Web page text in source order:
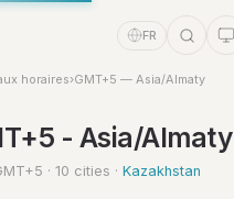
FR
horaires›GMT+5 — Asia/Almaty
- Asia/Almaty
· 10 cities · Kazakhstan